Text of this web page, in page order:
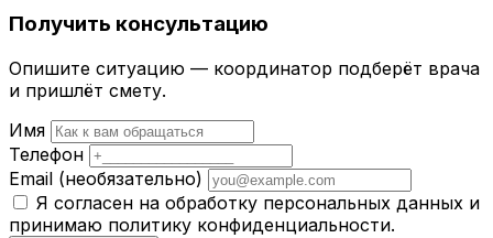
Получить консультацию
Опишите ситуацию — координатор подберёт врача
и пришлёт смету.
Имя
Телефон
Email (необязательно)
Я согласен на обработку персональных данных и
принимаю политику конфиденциальности.